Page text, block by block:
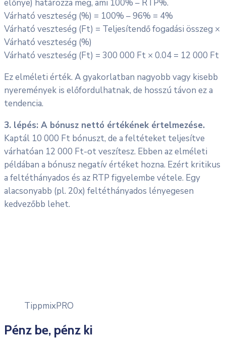
előnye) határozza meg, ami 100% – RTP%.
Várható veszteség (%) = 100% – 96% = 4%
Várható veszteség (Ft) = Teljesítendő fogadási összeg ×
Várható veszteség (%)
Várható veszteség (Ft) = 300 000 Ft × 0.04 = 12 000 Ft
Ez elméleti érték. A gyakorlatban nagyobb vagy kisebb
nyeremények is előfordulhatnak, de hosszú távon ez a
tendencia.
3. lépés: A bónusz nettó értékének értelmezése.
Kaptál 10 000 Ft bónuszt, de a feltéteket teljesítve
várhatóan 12 000 Ft-ot veszítesz. Ebben az elméleti
példában a bónusz negatív értéket hozna. Ezért kritikus
a feltéthányados és az RTP figyelembe vétele. Egy
alacsonyabb (pl. 20x) feltéthányados lényegesen
kedvezőbb lehet.
TippmixPRO
Pénz be, pénz ki